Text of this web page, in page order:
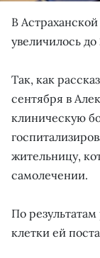
В
увеличилось до
Так, как
сентября в
клиническую
жительницу,
самолечении.
По
клетки ей